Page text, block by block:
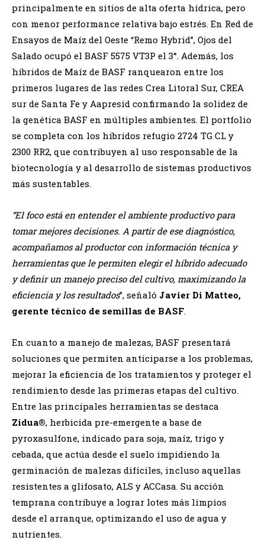
principalmente en sitios de alta oferta hídrica, pero
con menor performance relativa bajo estrés. En Red de
Ensayos de Maíz del Oeste “Remo Hybrid”, Ojos del
Salado ocupó el BASF 5575 VT3P el 3°. Además, los
híbridos de Maíz de BASF ranquearon entre los
primeros lugares de las redes Crea Litoral Sur, CREA
sur de Santa Fe y Aapresid confirmando la solidez de
la genética BASF en múltiples ambientes. El portfolio
se completa con los híbridos refugio 2724 TG CL y
2300 RR2, que contribuyen al uso responsable de la
biotecnología y al desarrollo de sistemas productivos
más sustentables.
“El foco está en entender el ambiente productivo para
tomar mejores decisiones. A partir de ese diagnóstico,
acompañamos al productor con información técnica y
herramientas que le permiten elegir el híbrido adecuado
y definir un manejo preciso del cultivo, maximizando la
eficiencia y los resultados”, señaló Javier Di Matteo,
gerente técnico de semillas de BASF.
En cuanto a manejo de malezas, BASF presentará
soluciones que permiten anticiparse a los problemas,
mejorar la eficiencia de los tratamientos y proteger el
rendimiento desde las primeras etapas del cultivo.
Entre las principales herramientas se destaca
Zidua®, herbicida pre-emergente a base de
pyroxasulfone, indicado para soja, maíz, trigo y
cebada, que actúa desde el suelo impidiendo la
germinación de malezas difíciles, incluso aquellas
resistentes a glifosato, ALS y ACCasa. Su acción
temprana contribuye a lograr lotes más limpios
desde el arranque, optimizando el uso de agua y
nutrientes.